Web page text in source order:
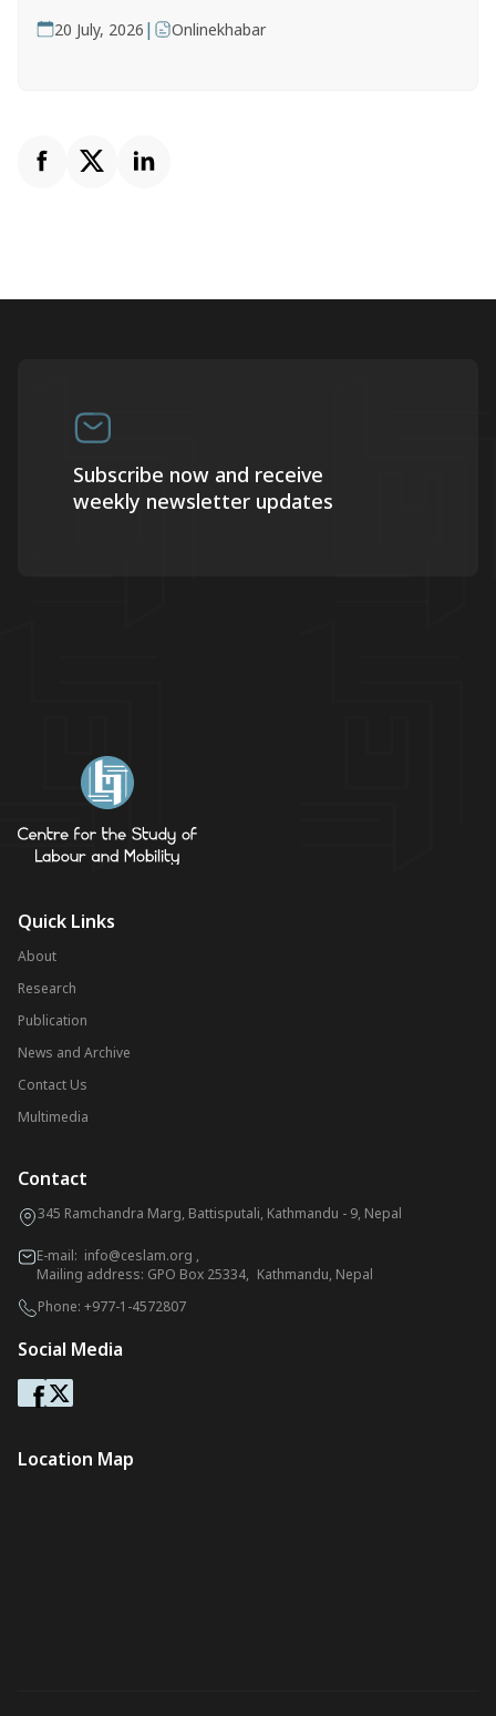
20 July, 2026 | Onlinekhabar
Subscribe now and receive
weekly newsletter updates
Quick Links
About
Research
Publication
News and Archive
Contact Us
Multimedia
Contact
345 Ramchandra Marg, Battisputali, Kathmandu - 9, Nepal
E-mail: info@ceslam.org ,
Mailing address: GPO Box 25334, Kathmandu, Nepal
Phone: +977-1-4572807
Social Media
Location Map